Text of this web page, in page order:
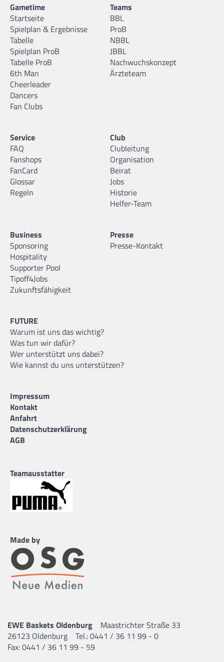
Gametime
Startseite
Spielplan & Ergebnisse
Tabelle
Spielplan ProB
Tabelle ProB
6th Man
Cheerleader
Dancers
Fan Clubs
Teams
BBL
ProB
NBBL
JBBL
Nachwuchskonzept
Ärzteteam
Service
FAQ
Fanshops
FanCard
Glossar
Regeln
Club
Clubleitung
Organisation
Beirat
Jobs
Historie
Helfer-Team
Business
Sponsoring
Hospitality
Supporter Pool
Tipoff4Jobs
Zukunftsfähigkeit
Presse
Presse-Kontakt
FUTURE
Warum ist uns das wichtig?
Was tun wir dafür?
Wer unterstützt uns dabei?
Wie kannst du uns unterstützen?
Impressum
Kontakt
Anfahrt
Datenschutzerklärung
AGB
Teamausstatter
Made by
EWE Baskets Oldenburg
Maastrichter Straße 33
26123 Oldenburg
Tel.: 0441 / 36 11 99 - 0
Fax: 0441 / 36 11 99 - 59